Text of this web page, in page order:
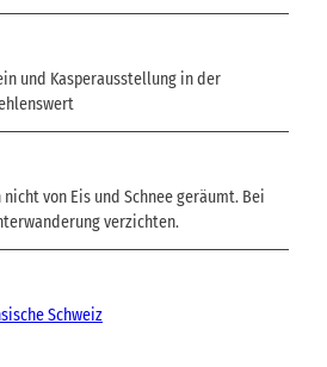
und Kasperausstellung in der
von Eis und Schnee geräumt. Bei
verzichten.
Schweiz